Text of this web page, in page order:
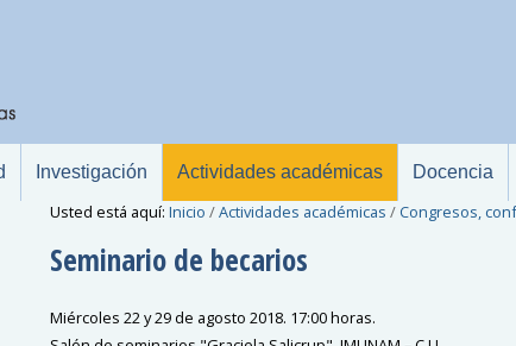
Investigación Actividades académicas Docencia
Usted está aquí: Inicio /Actividades académicas / Congresos,
Seminario de becarios
Miércoles 22 y 29 de agosto 2018. 17:00 horas.